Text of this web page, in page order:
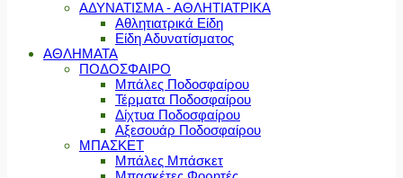
ΑΔΥΝΑΤΙΣΜΑ - ΑΘΛΗΤΙΑΤΡΙΚΑ
Αθλητιατρικά Είδη
Είδη Αδυνατίσματος
ΑΘΛΗΜΑΤΑ
ΠΟΔΟΣΦΑΙΡΟ
Μπάλες Ποδοσφαίρου
Τέρματα Ποδοσφαίρου
Δίχτυα Ποδοσφαίρου
Αξεσουάρ Ποδοσφαίρου
ΜΠΑΣΚΕΤ
Μπάλες Μπάσκετ